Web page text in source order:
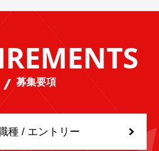
募集要項
種 / エントリー